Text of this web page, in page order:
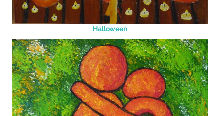
Halloween